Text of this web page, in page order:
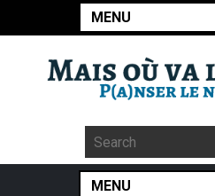
MENU
MENU